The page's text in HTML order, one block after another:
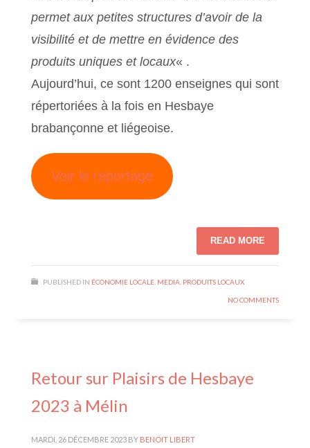
permet aux petites structures d’avoir de la
visibilité et de mettre en évidence des
produits uniques et locaux« .
Aujourd’hui, ce sont 1200 enseignes qui sont
répertoriées à la fois en Hesbaye
brabançonne et liégeoise.
Voir le reportage
READ MORE
PUBLISHED IN ÉCONOMIE LOCALE MEDIA PRODUITS LOCAUX
NO COMMENTS
Retour sur Plaisirs de Hesbaye
2023 à Mélin
MARDI, 26 DÉCEMBRE 2023 BY BENOIT LIBERT